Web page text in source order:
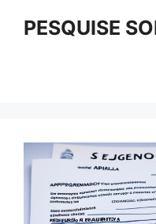
PESQUISE